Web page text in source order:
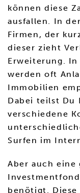
können diese
ausfallen. In
Firmen, der
dieser zieht
Erweiterung. In
werden oft
Immobilien
Dabei teilst Du
verschiedene
Surfen im
Aber auch eine
benötigt.